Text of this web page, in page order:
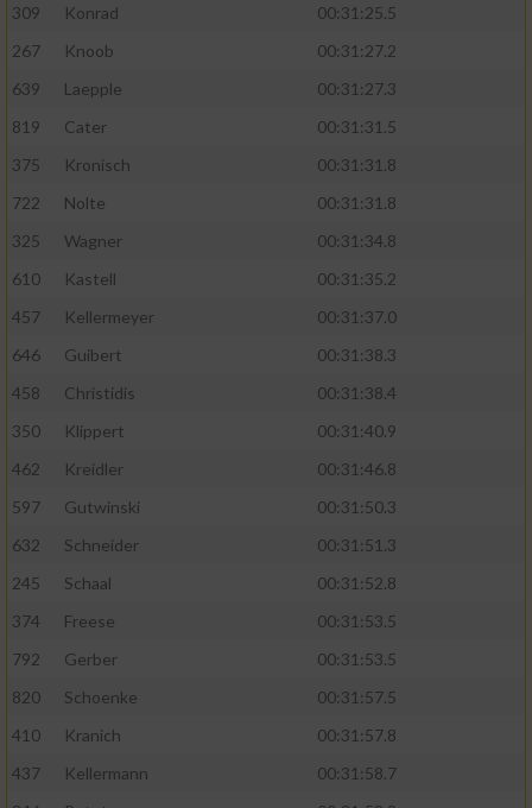
309
Konrad
00:31:25.5
267
Knoob
00:31:27.2
639
Laepple
00:31:27.3
819
Cater
00:31:31.5
375
Kronisch
00:31:31.8
722
Nolte
00:31:31.8
325
Wagner
00:31:34.8
610
Kastell
00:31:35.2
457
Kellermeyer
00:31:37.0
646
Guibert
00:31:38.3
458
Christidis
00:31:38.4
350
Klippert
00:31:40.9
462
Kreidler
00:31:46.8
597
Gutwinski
00:31:50.3
632
Schneider
00:31:51.3
245
Schaal
00:31:52.8
374
Freese
00:31:53.5
792
Gerber
00:31:53.5
820
Schoenke
00:31:57.5
410
Kranich
00:31:57.8
437
Kellermann
00:31:58.7